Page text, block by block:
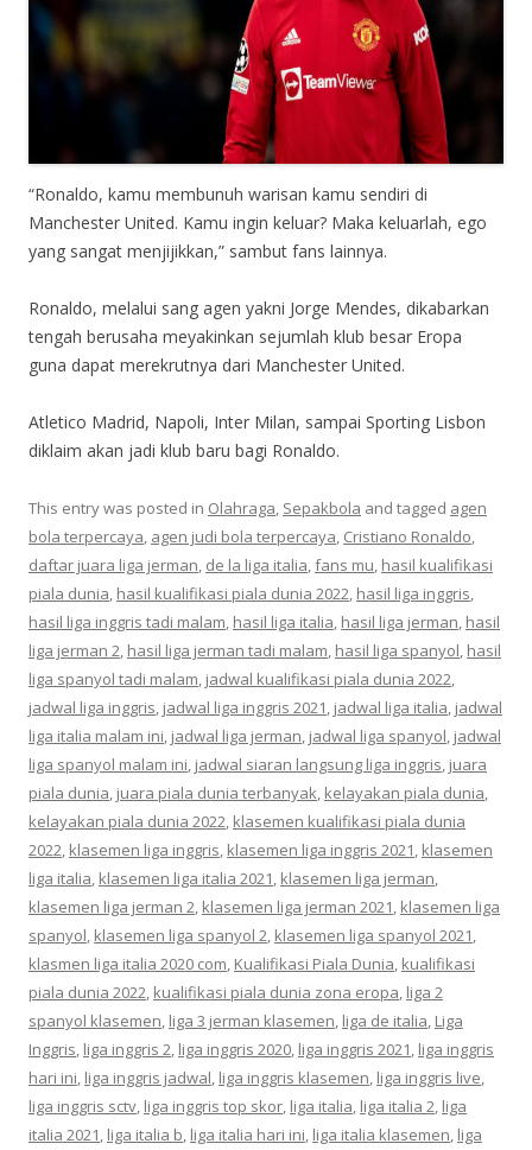
“Ronaldo, kamu membunuh warisan kamu sendiri di
Manchester United. Kamu ingin keluar? Maka keluarlah, ego
yang sangat menjijikkan,” sambut fans lainnya.
Ronaldo, melalui sang agen yakni Jorge Mendes, dikabarkan
tengah berusaha meyakinkan sejumlah klub besar Eropa
guna dapat merekrutnya dari Manchester United.
Atletico Madrid, Napoli, Inter Milan, sampai Sporting Lisbon
diklaim akan jadi klub baru bagi Ronaldo.
This entry was posted in Olahraga, Sepakbola and tagged agen
bola terpercaya, agen judi bola terpercaya, Cristiano Ronaldo,
daftar juara liga jerman, de la liga italia,fans mu, hasil kualifikasi
piala dunia, hasil kualifikasi piala dunia 2022, hasil liga inggris,
hasil liga inggris tadi malam, hasil liga italia, hasil liga jerman, hasil
liga jerman 2, hasil liga jerman tadi malam, hasil liga spanyol, hasil
liga spanyol tadi malam, jadwal kualifikasi piala dunia 2022,
jadwal liga inggris, jadwal liga inggris 2021, jadwal liga italia, jadwal
liga italia malam ini, jadwal liga jerman, jadwal liga spanyol, jadwal
liga spanyol malam ini, jadwal siaran langsung liga inggris, juara
piala dunia, juara piala dunia terbanyak, kelayakan piala dunia,
kelayakan piala dunia 2022, klasemen kualifikasi piala dunia
2022, klasemen liga inggris, klasemen liga inggris 2021, klasemen
liga italia, klasemen liga italia 2021, klasemen liga jerman,
klasemen liga jerman 2, klasemen liga jerman 2021, klasemen liga
spanyol, klasemen liga spanyol 2, klasemen liga spanyol 2021,
klasmen liga italia 2020 com, Kualifikasi Piala Dunia, kualifikasi
piala dunia 2022, kualifikasi piala dunia zona eropa, liga 2
spanyol klasemen, liga 3 jerman klasemen, liga de italia, Liga
Inggris, liga inggris 2, liga inggris 2020, liga inggris 2021, liga inggris
hari ini, liga inggris jadwal, liga inggris klasemen, liga inggris live,
liga inggris sctv, liga inggris top skor, liga italia, liga italia 2, liga
italia 2021, liga italia b, liga italia hari ini, liga italia klasemen, liga